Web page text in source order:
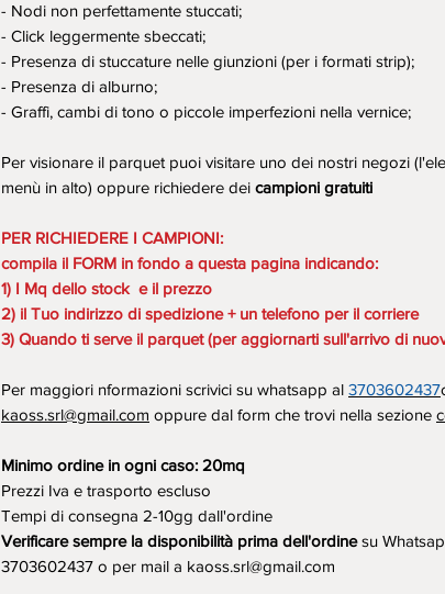
- Nodi non perfettamente stuccati;
- Click leggermente sbeccati;
- Presenza di stuccature nelle giunzioni (per i formati strip);
- Presenza di alburno;
- Graffi, cambi di tono o piccole imperfezioni nella vernice;
Per visionare il parquet puoi visitare uno dei nostri negozi
menù in alto) oppure richiedere dei campioni gratuiti
PER RICHIEDERE I CAMPIONI:
compila il FORM in fondo a questa pagina indicando:
1) I Mq dello stock e il prezzo
2) il Tuo indirizzo di spedizione + un telefono per il corriere
3) Quando ti serve il parquet (per aggiornarti sull'arrivo di
Per maggiori nformazioni scrivici su whatsapp al 3703602437
kaoss.srl@gmail.com oppure dal form che trovi nella sezione
Minimo ordine in ogni caso: 20mq
Prezzi Iva e trasporto escluso
Tempi di consegna 2-10gg dall'ordine
Verificare sempre la disponibilità prima dell'ordinesu
3703602437 o per mail a kaoss.srl@gmail.com